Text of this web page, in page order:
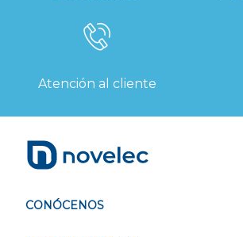
Atención al cliente
CONÓCENOS